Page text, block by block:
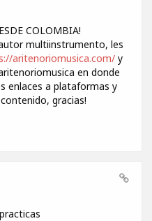
COLOMBIA!
multiinstrumento, les
aritenoriomusica.com/ y
en donde
enlaces a plataformas y
gracias!